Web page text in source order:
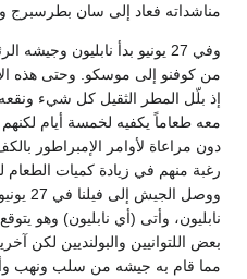
مناشداته فعاد إلى سان بطرسبرج
من كوفنو إلى موسكو. وحتى هذه
إذ بلّل المطر الثقيل كل شيء
معه طعاماً يكفيه لخمسة أيام
دون مراعاة لأوامر الإمبراطور
رغبة منهم في زيادة كميات الطعام
ووصل
نابليون، وأتى (أي نابليون) وهو
بعض اللتوانيين والبولنديين لكن
مما قام به جيشه من سلب ونهب